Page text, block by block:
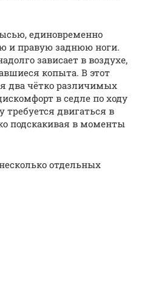
единовременно
и правую заднюю ноги.
зависает в воздухе,
копыта. В этот
два чётко различимых
в седле по ходу
требуется двигаться в
подскакивая в моменты
отдельных